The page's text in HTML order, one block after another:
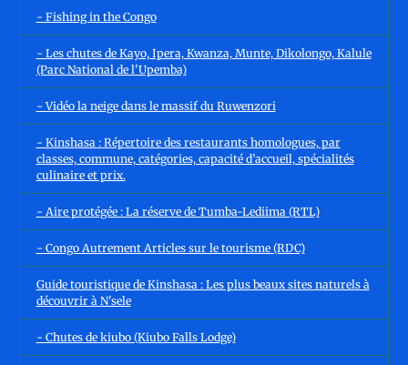
- Fishing in the Congo
- Les chutes de Kayo, Ipera, Kwanza, Munte, Dikolongo, Kalule
(Parc National de l'Upemba)
- Vidéo la neige dans le massif du Ruwenzori
- Kinshasa : Répertoire des restaurants homologues, par
classes, commune, catégories, capacité d’accueil, spécialités
culinaire et prix.
- Aire protégée : La réserve de Tumba-Lediima (RTL)
- Congo Autrement Articles sur le tourisme (RDC)
Guide touristique de Kinshasa : Les plus beaux sites naturels à
découvrir à N'sele
- Chutes de kiubo (Kiubo Falls Lodge)